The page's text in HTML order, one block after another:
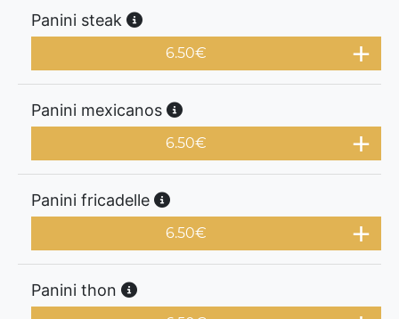
Panini steak
6.50€
Panini mexicanos
6.50€
Panini fricadelle
6.50€
Panini thon